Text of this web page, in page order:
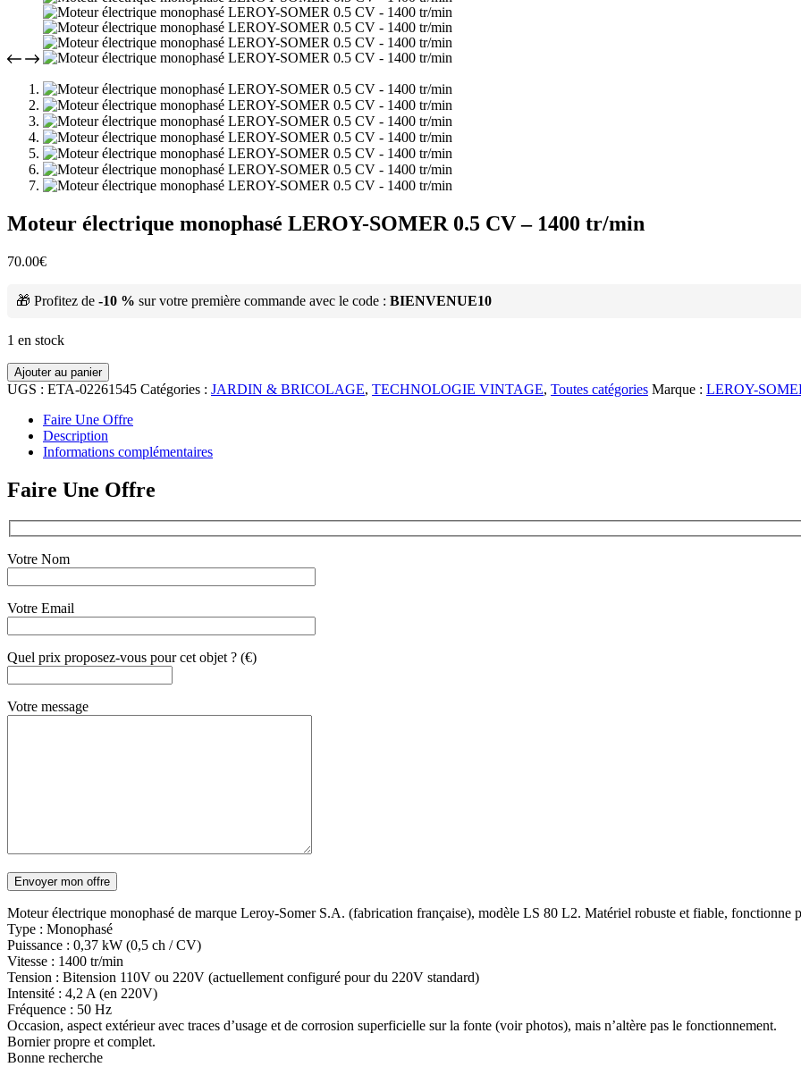
Moteur électrique monophasé LEROY-SOMER 0.5 CV – 1400 tr/min
70.00€
🎁 Profitez de -10 % sur votre première commande avec le code : BIENVENUE10
1 en stock
Ajouter au panier
UGS : ETA-02261545 Catégories : JARDIN & BRICOLAGE, TECHNOLOGIE VINTAGE, Toutes catégories Marque : LEROY-
Faire Une Offre
Description
Informations complémentaires
Faire Une Offre
Votre Nom
Votre Email
Quel prix proposez-vous pour cet objet ? (€)
Votre message
Moteur électrique monophasé de marque Leroy-Somer S.A. (fabrication française), modèle LS 80 L2. Matériel robuste et fiable, fonctionne
Type : Monophasé
Puissance : 0,37 kW (0,5 ch / CV)
Vitesse : 1400 tr/min
Tension : Bitension 110V ou 220V (actuellement configuré pour du 220V standard)
Intensité : 4,2 A (en 220V)
Fréquence : 50 Hz
Occasion, aspect extérieur avec traces d’usage et de corrosion superficielle sur la fonte (voir photos), mais n’altère pas le fonctionnement.
Bornier propre et complet.
Bonne recherche